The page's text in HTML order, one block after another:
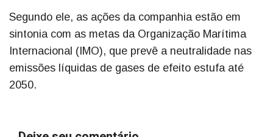
Segundo ele, as ações da companhia estão em
sintonia com as metas da Organização Marítima
Internacional (IMO), que prevê a neutralidade nas
emissões líquidas de gases de efeito estufa até
2050.